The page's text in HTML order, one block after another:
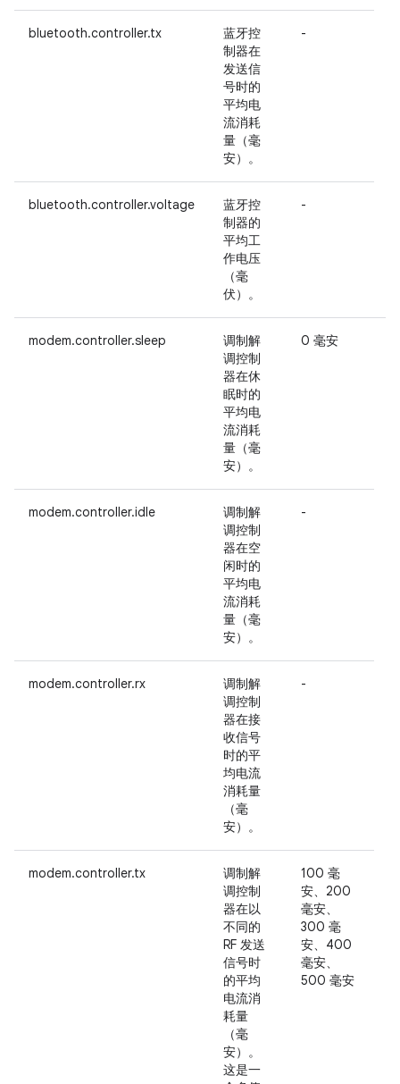
bluetooth.controller.tx
蓝牙控
制器在
发送信
号时的
平均电
流消耗
量（毫
安）。
-
bluetooth.controller.voltage
蓝牙控
制器的
平均工
作电压
（毫
伏）。
-
modem.controller.sleep
调制解
调控制
器在休
眠时的
平均电
流消耗
量（毫
安）。
0 毫安
modem.controller.idle
调制解
调控制
器在空
闲时的
平均电
流消耗
量（毫
安）。
-
modem.controller.rx
调制解
调控制
器在接
收信号
时的平
均电流
消耗量
（毫
安）。
-
modem.controller.tx
调制解
调控制
器在以
不同的
RF 发送
信号时
的平均
电流消
耗量
（毫
安）。
这是一
100 毫
安、200
毫安、
300 毫
安、400
毫安、
500 毫安